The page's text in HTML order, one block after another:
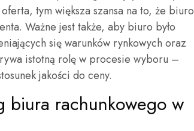
tym większa szansa na to, że biuro
Ważne jest także, aby biuro było
się warunków rynkowych oraz
istotną rolę w procesie wyboru –
jakości do ceny.
biura rachunkowego w